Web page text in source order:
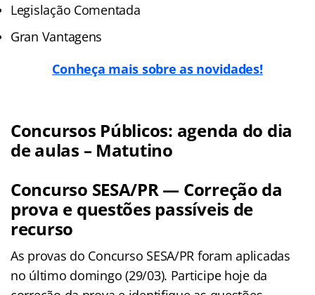
Legislação Comentada
Gran Vantagens
Conheça mais sobre as novidades!
Concursos Públicos: agenda do dia
de aulas – Matutino
Concurso SESA/PR — Correção da
prova e questões passíveis de
recurso
As provas do Concurso SESA/PR foram aplicadas
no último domingo (29/03). Participe hoje da